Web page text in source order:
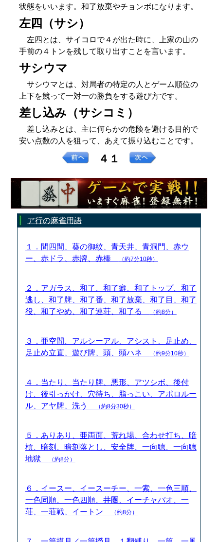
状態をいいます。和了放棄やチョンボになります。
左四（サシ）
左四とは、サイコロで４が出た時に、上家の山の
手前の４トンを残して取り出すことを言います。
サシウマ
サシウマとは、対局者の特定の人とゲーム順位の
上下を競って一対一の勝負をする遊び方です。
差し込み（サシコミ）
差し込みとは、主に何らかの危険を避ける目的で
安い点数の人を狙って、あえて振り込むことです。
４１
ア行の麻雀用語
１．間四間、葵の御紋、青天井、青洞門、赤ウ
ー、赤ドラ、赤牌、赤棒
（約7分10秒）
２．アガラス、和了、和了癖、和了トップ、和了
逃し、和了牌、和了番、和了放棄、和了目、和了
役、和了やめ、和了連荘、和了る
（約8分）
３．亜空間、アルシーアル、アシスト、足止め、
足止め立直、遊び牌、頭、頭ハネ
（約9分10秒）
４．当たり、当たり牌、悪形、アツシボ、後付
け、後引っかけ、穴待ち、脂っこい、アポロルー
ル、アヤ牌、洗う
（約8分30秒）
５．ありあり、亜両面、荒れ場、合わせ打ち、暗
槓、暗刻、暗刻落とし、安全牌、一向聴、一向聴
地獄
（約8分）
６．イースー、イースーチー、一索、一色三順、
一色同順、一色四順、井圏、イーチャパオ、一
荘、一荘戦、イートン
（約8分）